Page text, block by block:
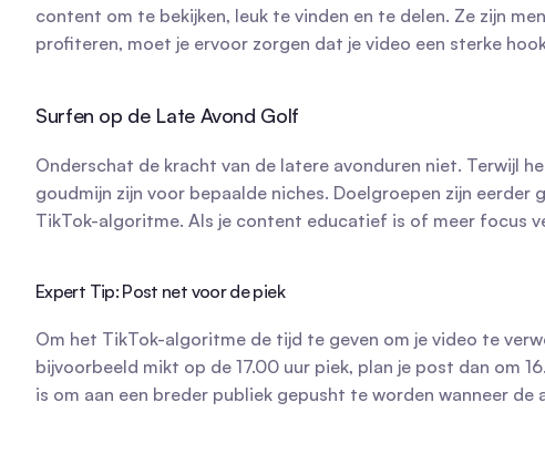
content om te bekijken, leuk te vinden en te delen. Ze zijn
profiteren, moet je ervoor zorgen dat je video een sterke
Surfen op de Late Avond Golf
Onderschat de kracht van de latere avonduren niet. Terwijl
goudmijn zijn voor bepaalde niches. Doelgroepen zijn
TikTok-algoritme. Als je content educatief is of meer focus
Expert Tip: Post net voor de piek
Om het TikTok-algoritme de tijd te geven om je video te
bijvoorbeeld mikt op de 17.00 uur piek, plan je post dan om
is om aan een breder publiek gepusht te worden wanneer